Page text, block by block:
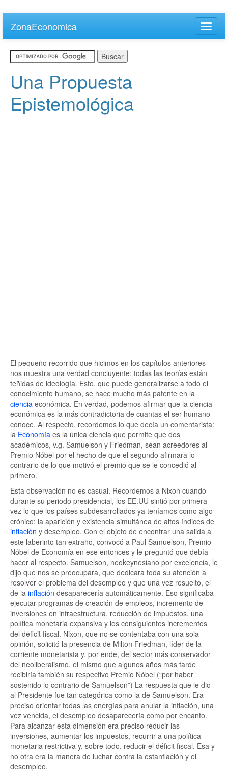
main
content
ZonaEconomica
Toggle
Una Propuesta
Epistemológica
El pequeño recorrido que hicimos en los capítulos anteriores
nos muestra una verdad concluyente: todas las teorías están
teñidas de ideología. Esto, que puede generalizarse a todo el
conocimiento humano, se hace mucho más patente en la
ciencia económica. En verdad, podemos afirmar que la ciencia
económica es la más contradictoria de cuantas el ser humano
conoce. Al respecto, recordemos lo que decía un comentarista:
la Economía es la única ciencia que permite que dos
académicos, v.g. Samuelson y Friedman, sean acreedores al
Premio Nóbel por el hecho de que el segundo afirmara lo
contrario de lo que motivó el premio que se le concedió al
primero.
Esta observación no es casual. Recordemos a Nixon cuando
durante su periodo presidencial, los EE.UU sintió por primera
vez lo que los países subdesarrollados ya teníamos como algo
crónico: la aparición y existencia simultánea de altos índices de
inflación y desempleo. Con el objeto de encontrar una salida a
este laberinto tan extraño, convocó a Paul Samuelson, Premio
Nóbel de Economía en ese entonces y le preguntó que debía
hacer al respecto. Samuelson, neokeynesiano por excelencia, le
dijo que nos se preocupara, que dedicara toda su atención a
resolver el problema del desempleo y que una vez resuelto, el
de la inflación desaparecería automáticamente. Eso significaba
ejecutar programas de creación de empleos, incremento de
inversiones en infraestructura, reducción de impuestos, una
política monetaria expansiva y los consiguientes incrementos
del déficit fiscal. Nixon, que no se contentaba con una sola
opinión, solicitó la presencia de Milton Friedman, líder de la
corriente monetarista y, por ende, del sector más conservador
del neoliberalismo, el mismo que algunos años más tarde
recibiría también su respectivo Premio Nóbel (“por haber
sostenido lo contrario de Samuelson”) La respuesta que le dio
al Presidente fue tan categórica como la de Samuelson. Era
preciso orientar todas las energías para anular la inflación, una
vez vencida, el desempleo desaparecería como por encanto.
Para alcanzar esta dimensión era preciso reducir las
inversiones, aumentar los impuestos, recurrir a una política
monetaria restrictiva y, sobre todo, reducir el déficit fiscal. Esa y
no otra era la manera de luchar contra la estanflación y el
desempleo.